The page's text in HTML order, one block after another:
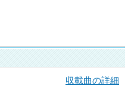
収載曲の詳細